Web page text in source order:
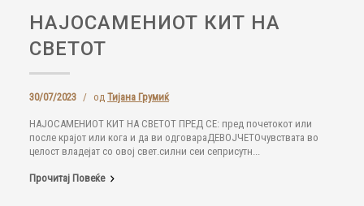
НАЈОСАМЕНИОТ КИТ НА
СВЕТОТ
30/07/2023 / од Тијана Грумиќ
НАЈОСАМЕНИОТ КИТ НА СВЕТОТ ПРЕД СЕ: пред почетокот или
после крајот или кога и да ви одговараДЕВОЈЧЕТОчувствата во
целост владејат со овој свет.силни сеи сеприсутн...
Прочитај Повеќе